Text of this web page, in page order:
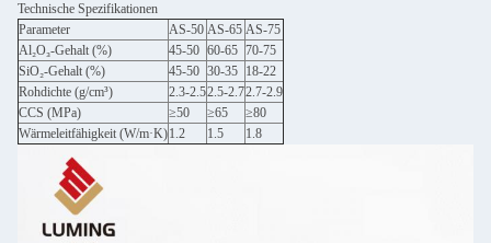
Technische Spezifikationen
Parameter
AS-50 AS-65 AS-75
Al₂O₃-Gehalt (%)
45-50 60-65 70-75
SiO₂-Gehalt (%)
45-50 30-35 18-22
Rohdichte (g/cm³)
2.3-2.52.5-2.72.7-2.9
CCS (MPa)
≥50 ≥65
≥80
Wärmeleitfähigkeit (W/m·K)1.2 1.5 1.8